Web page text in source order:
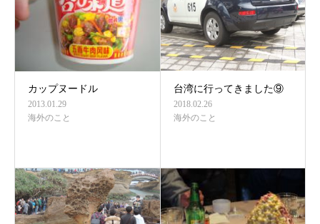
カップヌードル
2013.01.29
海外のこと
台湾に行ってきました⑨
2018.02.26
海外のこと